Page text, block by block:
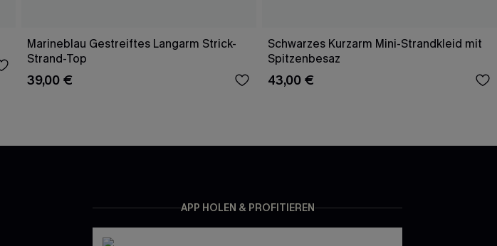
Marineblau Gestreiftes Langarm Strick-
Strand-Top
39,00 €
Schwarzes Kurzarm Mini-Strandkleid mit
Spitzenbesaz
43,00 €
APP HOLEN & PROFITIEREN